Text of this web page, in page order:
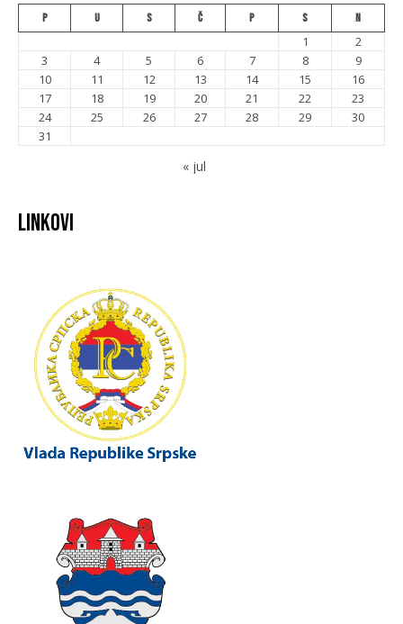
P U S Č P S N
1
2
3
4 5 6 7 8
9
10
11 12 13 14 15
16
17
18 19 20 21 22
23
24
25 26 27 28 29
30
31
« jul
Linkovi